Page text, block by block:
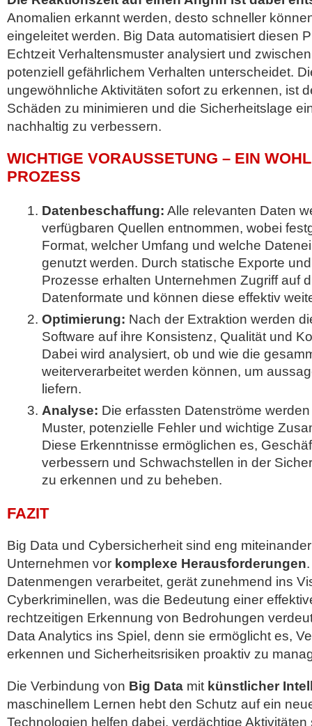
Anomalien erkannt werden, desto schneller
eingeleitet werden. Big Data automatisiert diesen
Echtzeit Verhaltensmuster analysiert und
potenziell gefährlichem Verhalten unterscheidet.
ungewöhnliche Aktivitäten sofort zu erkennen, ist
Schäden zu minimieren und die Sicherheitslage
nachhaltig zu verbessern.
WICHTIGE VORAUSSETUNG – EIN
PROZESS
Datenbeschaffung: Alle relevanten Daten
verfügbaren Quellen entnommen, wobei
Format, welcher Umfang und welche
genutzt werden. Durch statische Exporte
Prozesse erhalten Unternehmen Zugriff auf
Datenformate und können diese effektiv
Optimierung: Nach der Extraktion werden
Software auf ihre Konsistenz, Qualität und
Dabei wird analysiert, ob und wie die
weiterverarbeitet werden können, um
liefern.
Analyse: Die erfassten Datenströme
Muster, potenzielle Fehler und wichtige
Diese Erkenntnisse ermöglichen es,
verbessern und Schwachstellen in der
zu erkennen und zu beheben.
FAZIT
Big Data und Cybersicherheit sind eng
Unternehmen vor komplexe Herausforderungen
Datenmengen verarbeitet, gerät zunehmend ins
Cyberkriminellen, was die Bedeutung einer
rechtzeitigen Erkennung von Bedrohungen
Data Analytics ins Spiel, denn sie ermöglicht es,
erkennen und Sicherheitsrisiken proaktiv zu
Die Verbindung von Big Data mit künstlicher
maschinellem Lernen hebt den Schutz auf ein
Technologien helfen dabei, verdächtige